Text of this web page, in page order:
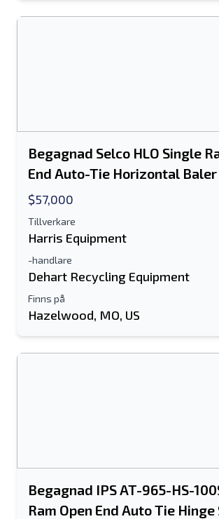
Fullständiga namn
E-postadress
Mobil
Begagnad Selco HLO Single
End Auto-Tie Horizontal Baler
$57,000
Tillverkare
Harris Equipment
-handlare
Dehart Recycling Equipment
Finns på
Hazelwood, MO, US
Begagnad IPS AT-965-HS-
Ram Open End Auto Tie
Textlista till mobil enhet
Ditt fullständiga namn
ytterligare information